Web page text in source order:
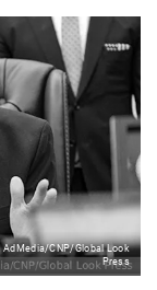
AdMedia/CNP/Global Look
Press